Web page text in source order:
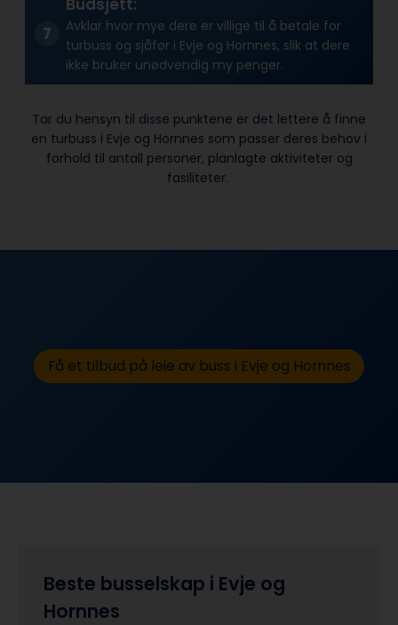
Budsjett:
Avklar hvor mye dere er villige til å betale for
turbuss og sjåfør i Evje og Hornnes, slik at dere
ikke bruker unødvendig my penger.
Tar du hensyn til disse punktene er det lettere å finne
en turbuss i Evje og Hornnes som passer deres behov i
forhold til antall personer, planlagte aktiviteter og
fasiliteter.
Få et tilbud på leie av buss i Evje og Hornnes
Beste busselskap i Evje og
Hornnes